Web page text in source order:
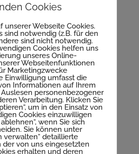
absenden
Cookies
unserer Webseite Cookies.
sind notwendig (z.B. für den
sind nicht notwendig.
Cookies helfen uns
unseres Online-
Webseitenfunktionen
Marketingzwecke
Einwilligung umfasst die
Informationen auf Ihrem
Auslesen personenbezogener
Verarbeitung. Klicken Sie
um in den Einsatz von
Cookies einzuwilligen
wenn Sie sich
Sie können unter
verwalten“ detaillierte
der von uns eingesetzten
erhalten und deren